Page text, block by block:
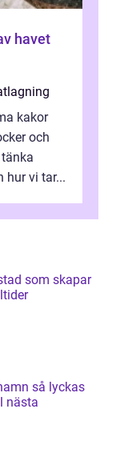
havet
kakor
och
hur vi tar...
som skapar
lyckas
nästa